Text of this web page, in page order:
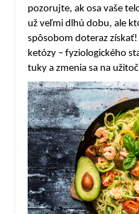
pozorujte, ak osa vaše
už veľmi dlhú dobu, ale
spôsobom doteraz
ketózy – fyziologického
tuky a zmenia sa na